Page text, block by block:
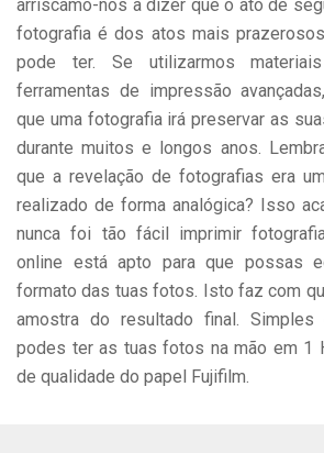
arriscamo-nos a dizer que o ato de
fotografia é dos atos mais
pode ter. Se utilizarmos
ferramentas de impressão
que uma fotografia irá preservar as
durante muitos e longos anos.
que a revelação de fotografias era
realizado de forma analógica? Isso
nunca foi tão fácil imprimir
online está apto para que possas
formato das tuas fotos. Isto faz com
amostra do resultado final.
podes ter as tuas fotos na mão em 1
de qualidade do papel Fujifilm.